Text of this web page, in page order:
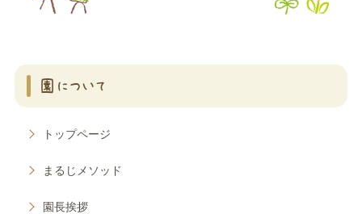
園について
トップページ
まるじメソッド
園長挨拶